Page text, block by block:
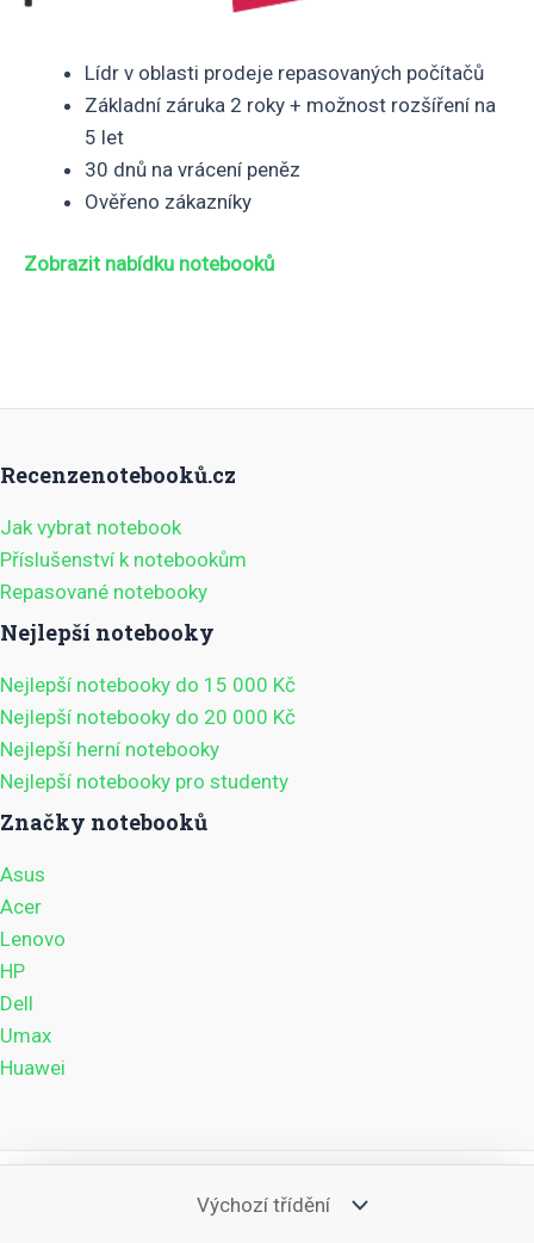
Lídr v oblasti prodeje repasovaných počítačů
Základní záruka 2 roky + možnost rozšíření na
5 let
30 dnů na vrácení peněz
Ověřeno zákazníky
Zobrazit nabídku notebooků
Recenzenotebooků.cz
Jak vybrat notebook
Příslušenství k notebookům
Repasované notebooky
Nejlepší notebooky
Nejlepší notebooky do 15 000 Kč
Nejlepší notebooky do 20 000 Kč
Nejlepší herní notebooky
Nejlepší notebooky pro studenty
Značky notebooků
Asus
Acer
Lenovo
HP
Dell
Umax
Huawei
Copyright © 2026 Recenze notebooků